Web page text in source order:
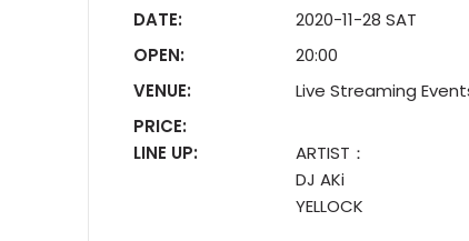
DATE:
2020-11-28 SAT
OPEN:
20:00
VENUE:
Live Streaming
PRICE:
LINE UP:
ARTIST：
DJ AKi
YELLOCK